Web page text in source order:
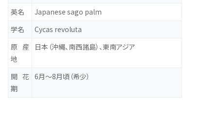
英名
Japanese sago palm
学名
Cycas revoluta
原産
地
日本（沖縄、南西諸島）、東南アジア
開花
期
6月～8月頃（希少）